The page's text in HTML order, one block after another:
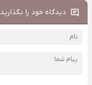
دیدگاه خود را بگذارید